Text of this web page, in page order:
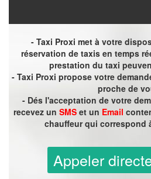
- Taxi Proxi met à votre
réservation de taxis en temps
prestation du taxi
- Taxi Proxi propose votre
proche de
- Dés l'acceptation de votre
recevez un SMSet un Email
chauffeur qui correspond
Appeler